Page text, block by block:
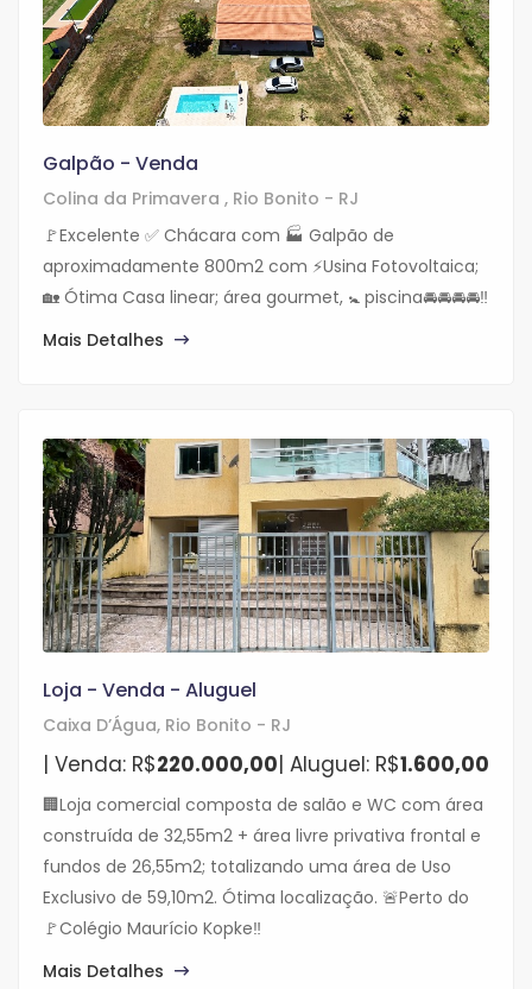
Galpão - Venda
Colina da Primavera , Rio Bonito - RJ
🚩Excelente ✅ Chácara com 🏭 Galpão de
aproximadamente 800m2 com ⚡️Usina Fotovoltaica;
🏡 Ótima Casa linear; área gourmet, 🚼 piscina🚘🚘🚘🚘‼️
Mais Detalhes
Loja - Venda - Aluguel
Caixa D’Água, Rio Bonito - RJ
| Venda: R$220.000,00| Aluguel: R$1.600,00
🏢Loja comercial composta de salão e WC com área
construída de 32,55m2 + área livre privativa frontal e
fundos de 26,55m2; totalizando uma área de Uso
Exclusivo de 59,10m2. Ótima localização. 🚨Perto do
🚩Colégio Maurício Kopke‼️
Mais Detalhes